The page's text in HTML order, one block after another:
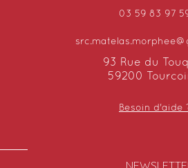
03 59 83 97
93 Rue du
59200
Besoin d'aide